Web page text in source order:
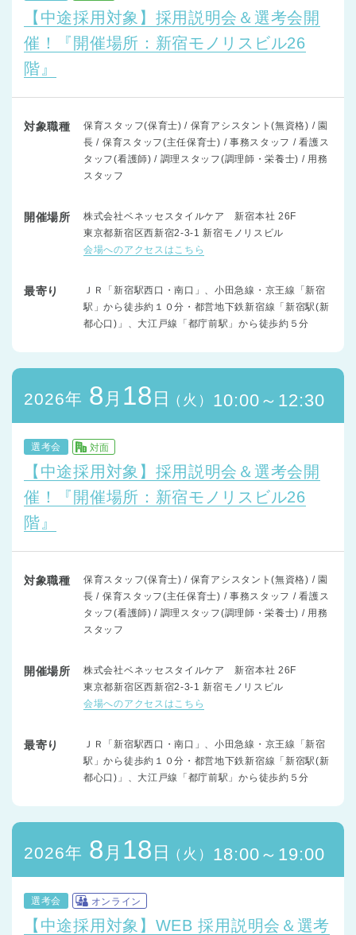
【中途採用対象】採用説明会＆選考会開
催！『開催場所：新宿モノリスビル26
階』
対象職種
保育スタッフ(保育士) / 保育アシスタント(無資格) / 園
長 / 保育スタッフ(主任保育士) / 事務スタッフ / 看護ス
タッフ(看護師) / 調理スタッフ(調理師・栄養士) / 用務
スタッフ
開催場所
株式会社ベネッセスタイルケア 新宿本社 26F
東京都新宿区西新宿2-3-1 新宿モノリスビル
会場へのアクセスはこちら
最寄り
ＪＲ「新宿駅西口・南口」、小田急線・京王線「新宿
駅」から徒歩約１０分・都営地下鉄新宿線「新宿駅(新
都心口)」、大江戸線「都庁前駅」から徒歩約５分
2026年 8 月 18 日 （火） 10:00～12:30
選考会 対面
【中途採用対象】採用説明会＆選考会開
催！『開催場所：新宿モノリスビル26
階』
対象職種
保育スタッフ(保育士) / 保育アシスタント(無資格) / 園
長 / 保育スタッフ(主任保育士) / 事務スタッフ / 看護ス
タッフ(看護師) / 調理スタッフ(調理師・栄養士) / 用務
スタッフ
開催場所
株式会社ベネッセスタイルケア 新宿本社 26F
東京都新宿区西新宿2-3-1 新宿モノリスビル
会場へのアクセスはこちら
最寄り
ＪＲ「新宿駅西口・南口」、小田急線・京王線「新宿
駅」から徒歩約１０分・都営地下鉄新宿線「新宿駅(新
都心口)」、大江戸線「都庁前駅」から徒歩約５分
2026年 8 月 18 日 （火） 18:00～19:00
選考会 オンライン
【中途採用対象】WEB 採用説明会＆選考